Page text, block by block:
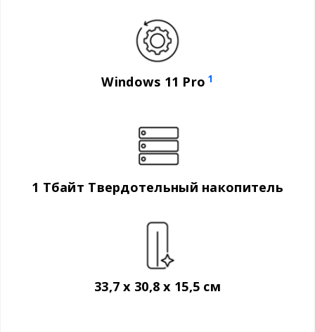
Windows 11 Pro 1
1 Тбайт Твердотельный накопитель
33,7 x 30,8 x 15,5 см